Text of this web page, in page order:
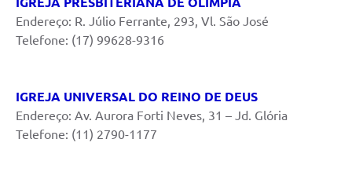
Endereço: R. Júlio Ferrante, 293, Vl. São José
Telefone: (17) 99628-9316
IGREJA UNIVERSAL DO REINO DE DEUS
Endereço: Av. Aurora Forti Neves, 31 – Jd. Glória
Telefone: (11) 2790-1177